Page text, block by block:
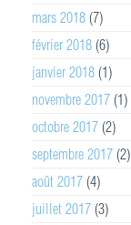
mars 2018 (7)
février 2018 (6)
janvier 2018 (1)
novembre 2017 (1)
octobre 2017 (2)
septembre 2017 (2)
août 2017 (4)
juillet 2017 (3)